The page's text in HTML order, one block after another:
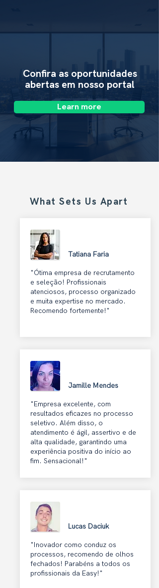
​Confira as oportunidades
abertas em nosso portal
Learn more
What Sets Us Apart
Tatiana Faria
"Ótima empresa de recrutamento
e seleção! Profissionais
atenciosos, processo organizado
e muita expertise no mercado.
Recomendo fortemente!"
Jamille Mendes
"Empresa excelente, com
resultados eficazes no processo
seletivo. Além disso, o
atendimento é ágil, assertivo e de
alta qualidade, garantindo uma
experiência positiva do início ao
fim. Sensacional!"
Lucas Daciuk
"Inovador como conduz os
processos, recomendo de olhos
fechados! Parabéns a todos os
profissionais da Easy!"